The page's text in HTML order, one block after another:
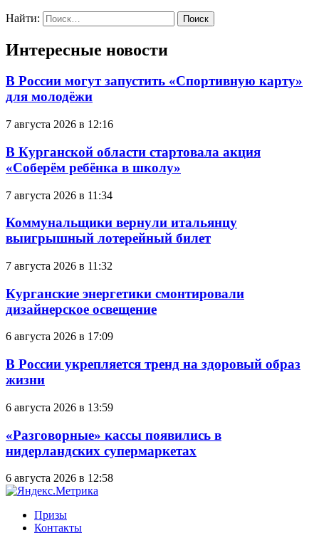
Найти:
Интересные новости
В России могут запустить «Спортивную карту»
для молодёжи
7 августа 2026 в 12:16
В Курганской области стартовала акция
«Соберём ребёнка в школу»
7 августа 2026 в 11:34
Коммунальщики вернули итальянцу
выигрышный лотерейный билет
7 августа 2026 в 11:32
Курганские энергетики смонтировали
дизайнерское освещение
6 августа 2026 в 17:09
В России укрепляется тренд на здоровый образ
жизни
6 августа 2026 в 13:59
«Разговорные» кассы появились в
нидерландских супермаркетах
6 августа 2026 в 12:58
Призы
Контакты